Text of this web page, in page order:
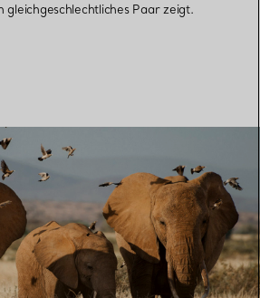
gleichgeschlechtliches Paar zeigt.